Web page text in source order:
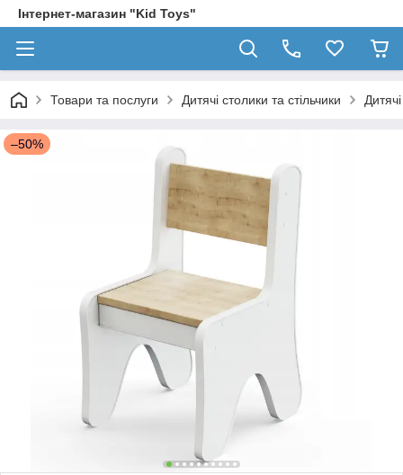
Інтернет-магазин "Kid Toys"
Товари та послуги Дитячі столики та стільчики
–50%